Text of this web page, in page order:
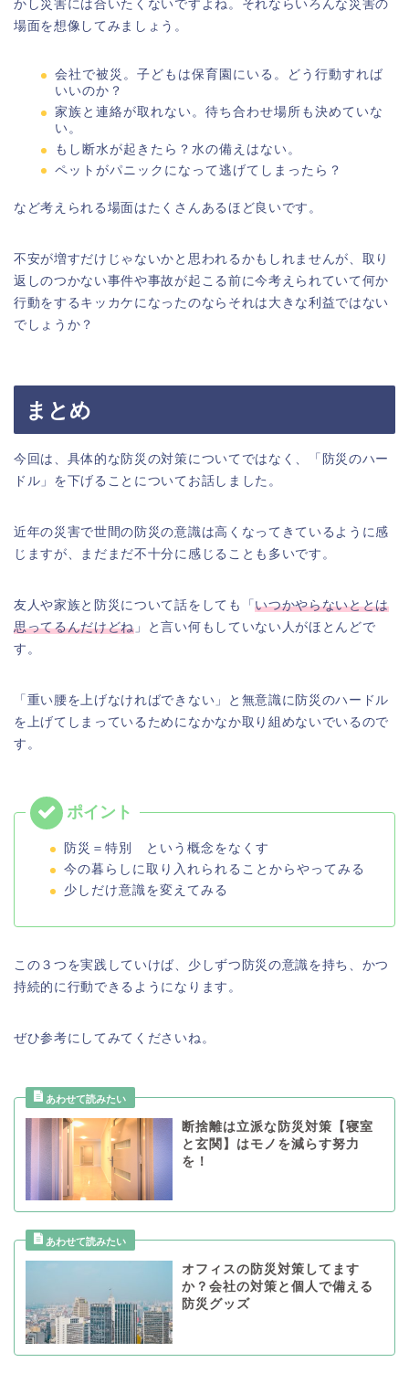
かし災害には合いたくないですよね。それならいろんな災害の
場面を想像してみましょう。
会社で被災。子どもは保育園にいる。どう行動すれば
いいのか？
家族と連絡が取れない。待ち合わせ場所も決めていな
い。
もし断水が起きたら？水の備えはない。
ペットがパニックになって逃げてしまったら？
など考えられる場面はたくさんあるほど良いです。
不安が増すだけじゃないかと思われるかもしれませんが、取り
返しのつかない事件や事故が起こる前に今考えられていて何か
行動をするキッカケになったのならそれは大きな利益ではない
でしょうか？
まとめ
今回は、具体的な防災の対策についてではなく、「防災のハー
ドル」を下げることについてお話しました。
近年の災害で世間の防災の意識は高くなってきているように感
じますが、まだまだ不十分に感じることも多いです。
友人や家族と防災について話をしても「いつかやらないととは
思ってるんだけどね 」と言い何もしていない人がほとんどで
す。
「重い腰を上げなければできない」と無意識に防災のハードル
を上げてしまっているためになかなか取り組めないでいるので
す。
防災＝特別 という概念をなくす
今の暮らしに取り入れられることからやってみる
少しだけ意識を変えてみる
この３つを実践していけば、少しずつ防災の意識を持ち、かつ
持続的に行動できるようになります。
ぜひ参考にしてみてくださいね。
断捨離は立派な防災対策【寝室
と玄関】はモノを減らす努力
を！
オフィスの防災対策してます
か？会社の対策と個人で備える
防災グッズ